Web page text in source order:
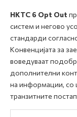
НКТС 6 Opt Out
систем и негово
стандарди
Конвенцијата за
воведуваат
дополнителни
на информации, со
транзитните